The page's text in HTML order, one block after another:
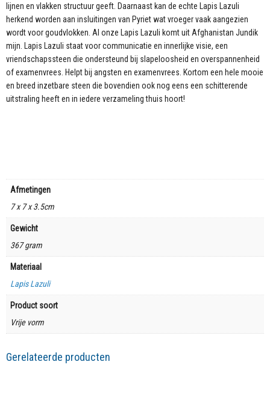
lijnen en vlakken structuur geeft. Daarnaast kan de echte Lapis Lazuli
herkend worden aan insluitingen van Pyriet wat vroeger vaak aangezien
wordt voor goudvlokken. Al onze Lapis Lazuli komt uit Afghanistan Jundik
mijn. Lapis Lazuli staat voor communicatie en innerlijke visie, een
vriendschapssteen die ondersteund bij slapeloosheid en overspannenheid
of examenvrees. Helpt bij angsten en examenvrees. Kortom een hele mooie
en breed inzetbare steen die bovendien ook nog eens een schitterende
uitstraling heeft en in iedere verzameling thuis hoort!
Afmetingen
7 x 7 x 3.5cm
Gewicht
367 gram
Materiaal
Lapis Lazuli
Product soort
Vrije vorm
Gerelateerde producten